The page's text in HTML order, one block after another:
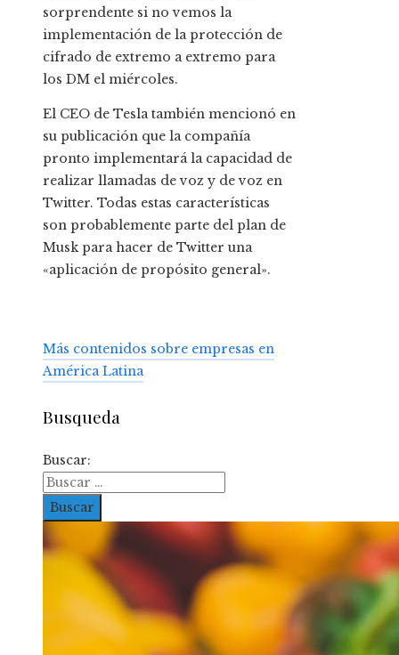
sorprendente si no vemos la
implementación de la protección de
cifrado de extremo a extremo para
los DM el miércoles.
El CEO de Tesla también mencionó en
su publicación que la compañía
pronto implementará la capacidad de
realizar llamadas de voz y de voz en
Twitter. Todas estas características
son probablemente parte del plan de
Musk para hacer de Twitter una
«aplicación de propósito general».
Más contenidos sobre empresas en
América Latina
Busqueda
Buscar: